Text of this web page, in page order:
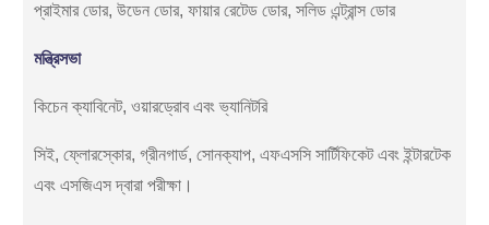
প্রাইমার ডোর, উডেন ডোর, ফায়ার রেটেড ডোর, সলিড এন্ট্রান্স ডোর
মন্ত্রিসভা
কিচেন ক্যাবিনেট, ওয়ারড্রোব এবং ভ্যানিটরি
সিই, ফ্লোরস্কোর, গ্রীনগার্ড, সোনক্যাপ, এফএসসি সার্টিফিকেট এবং ইন্টারটেক
এবং এসজিএস দ্বারা পরীক্ষা।